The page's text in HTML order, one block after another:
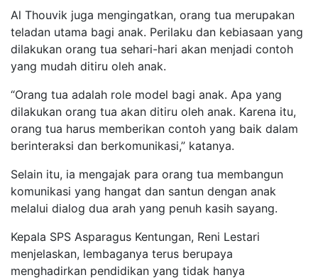
Al Thouvik juga mengingatkan, orang tua merupakan
teladan utama bagi anak. Perilaku dan kebiasaan yang
dilakukan orang tua sehari-hari akan menjadi contoh
yang mudah ditiru oleh anak.
“Orang tua adalah role model bagi anak. Apa yang
dilakukan orang tua akan ditiru oleh anak. Karena itu,
orang tua harus memberikan contoh yang baik dalam
berinteraksi dan berkomunikasi,” katanya.
Selain itu, ia mengajak para orang tua membangun
komunikasi yang hangat dan santun dengan anak
melalui dialog dua arah yang penuh kasih sayang.
Kepala SPS Asparagus Kentungan, Reni Lestari
menjelaskan, lembaganya terus berupaya
menghadirkan pendidikan yang tidak hanya